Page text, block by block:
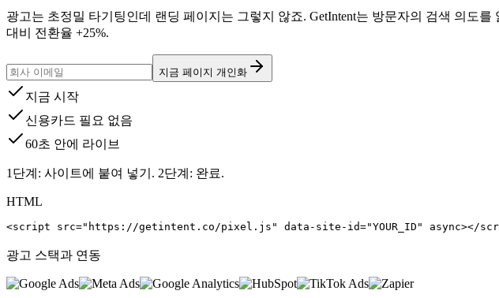
광고는 초정밀 타기팅인데 랜딩 페이지는 그렇지 않죠. GetIntent는 방문자의 검색 의도
대비 전환율 +25%.
지금 페이지 개인화
지금 시작
신용카드 필요 없음
60초 안에 라이브
1단계: 사이트에 붙여 넣기. 2단계: 완료.
HTML
<script src="https://getintent.co/pixel.js" data-site-id="YOUR_ID" async></
광고 스택과 연동